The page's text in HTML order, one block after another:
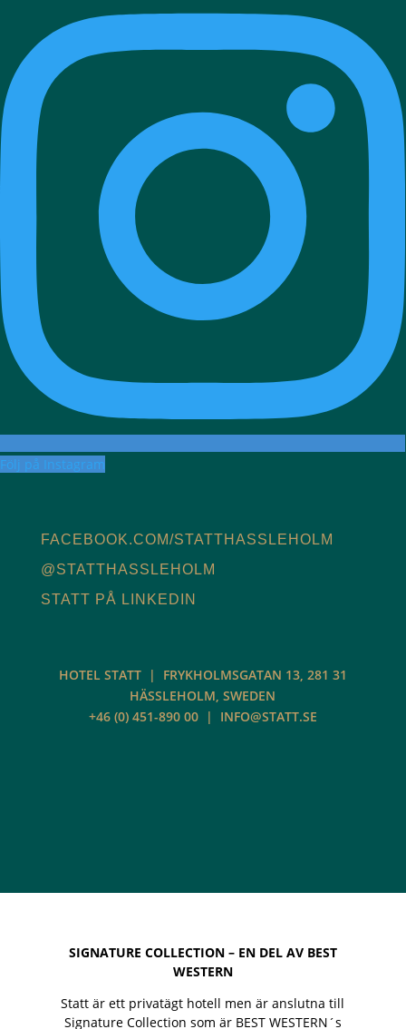
Följ på Instagram
FACEBOOK.COM/STATTHASSLEHOLM
@STATTHASSLEHOLM
STATT PÅ LINKEDIN
HOTEL STATT | FRYKHOLMSGATAN 13, 281 31
HÄSSLEHOLM, SWEDEN
+46 (0) 451-890 00| INFO@STATT.SE
SIGNATURE COLLECTION – EN DEL AV BEST
WESTERN
Statt är ett privatägt hotell men är anslutna till
Signature Collection som är BEST WESTERN´s